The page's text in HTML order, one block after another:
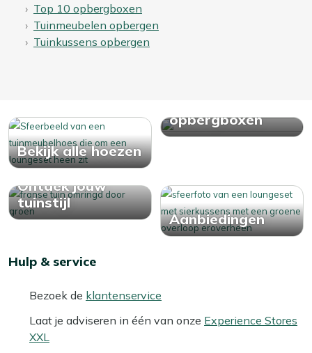
Top 10 opbergboxen
Tuinmeubelen opbergen
Tuinkussens opbergen
Bekijk alle hoezen
opbergboxen
Ontdek jouw
tuinstijl
Aanbiedingen
Hulp & service
Bezoek de klantenservice
Laat je adviseren in één van onze Experience Stores
XXL